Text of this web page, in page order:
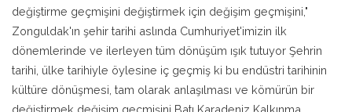
değiştirme geçmişini değiştirmek için değişim geçmişini,"
Zonguldak'ın şehir tarihi aslında Cumhuriyet'imizin ilk
dönemlerinde ve ilerleyen tüm dönüşüm ışık tutuyor Şehrin
tarihi, ülke tarihiyle öylesine iç geçmiş ki bu endüstri tarihinin
kültüre dönüşmesi, tam olarak anlaşılması ve kömürün bir